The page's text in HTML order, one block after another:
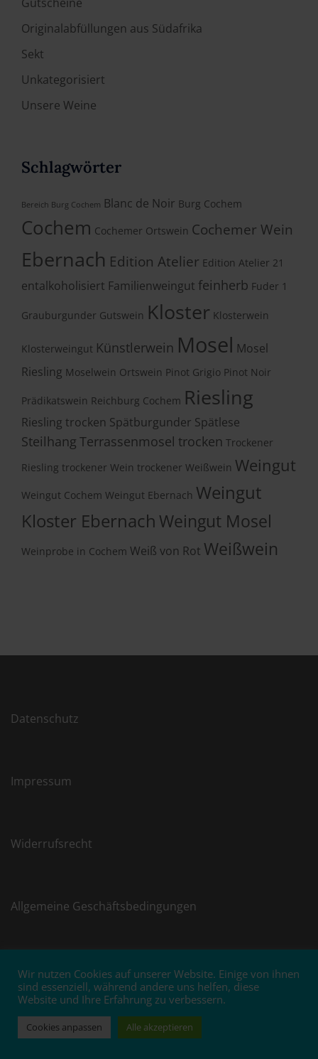
Originalabfüllungen aus Südafrika
Sekt
Unkategorisiert
Unsere Weine
Schlagwörter
Bereich Burg Cochem Blanc de Noir Burg Cochem
Cochem Cochemer Ortswein Cochemer Wein
Ebernach Edition Atelier Edition Atelier 21
entalkoholisiert Familienweingut feinherb Fuder 1
Grauburgunder Gutswein Kloster Klosterwein
Klosterweingut Künstlerwein Mosel Mosel
Riesling Moselwein Ortswein Pinot Grigio Pinot Noir
Prädikatswein Reichburg Cochem Riesling
Riesling trocken Spätburgunder Spätlese
Steilhang Terrassenmosel trocken Trockener
Riesling trockener Wein trockener Weißwein Weingut
Weingut Cochem Weingut Ebernach Weingut
Kloster Ebernach Weingut Mosel
Weinprobe in Cochem Weiß von Rot Weißwein
Datenschutz
Impressum
Widerrufsrecht
Allgemeine Geschäftsbedingungen
© 2026 Weingut Kloster Ebernach. Stolz präsentiert
vonSydney
VERTRAG WIDERRUFEN
Wir nutzen Cookies auf unserer Website. Einige von ihnen
sind essenziell, während andere uns helfen, diese
Website und Ihre Erfahrung zu verbessern.
Cookies anpassen Alle akzeptieren